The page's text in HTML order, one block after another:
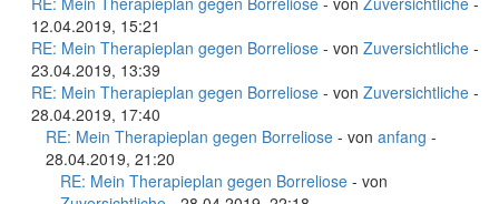
12.04.2019, 15:21
RE: Mein Therapieplan gegen Borreliose - von Zuversichtliche -
23.04.2019, 13:39
RE: Mein Therapieplan gegen Borreliose - von Zuversichtliche -
28.04.2019, 17:40
RE: Mein Therapieplan gegen Borreliose - von anfang -
28.04.2019, 21:20
RE: Mein Therapieplan gegen Borreliose - von